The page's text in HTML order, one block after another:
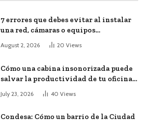
7 errores que debes evitar al instalar
una red, cámaras o equipos
tecnológicos en una empresa
August 2, 2026 20 Views
Cómo una cabina insonorizada puede
salvar la productividad de tu oficina
July 23, 2026 40 Views
Condesa: Cómo un barrio de la Ciudad